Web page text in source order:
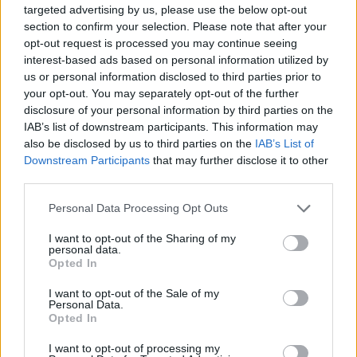
targeted advertising by us, please use the below opt-out
section to confirm your selection. Please note that after your
opt-out request is processed you may continue seeing
interest-based ads based on personal information utilized by
us or personal information disclosed to third parties prior to
your opt-out. You may separately opt-out of the further
disclosure of your personal information by third parties on the
IAB’s list of downstream participants. This information may
also be disclosed by us to third parties on the IAB’s List of
Downstream Participants that may further disclose it to other
Personal Data Processing Opt Outs
I want to opt-out of the Sharing of my
personal data.
Opted In
I want to opt-out of the Sale of my
Personal Data.
Opted In
I want to opt-out of processing my
Tomáš Kramár: Česká veřejnost a životní prostředí:
roste optimismus, neznalost zůstává
9.1.2001
Nízká "ekogramotnost" široké veřejnosti, okrajovost problematiky
životního prostředí v agendě rozhodujících politických subjektů a
vnímání environmentálních ohledů jako ohrožení ekonomického
rozvoje, to jsou některé ze závěrů Analýzy připravenosti ČR na
implementaci (tj. reálné uplatnění) norem EUv oblasti ochrany
životního prostředí. ProEvropskou komisitento projekt
firma Gabal, Analysis and Consulting v období od října 1999 do
prosince 2000.
Ondřej Simon: Poznámka o televizi, vepřích a
vánočních stromcích
Ekologické organizace i ta část lidu v české kotlině a moravských
úvalech, která má srdce nakloněné přírodě, mají často potíže se
svou vlastní aktivností. Člověk vidí kolem sebe plno neřádu, a to
nepodařilo zbavit ho přirozeného puzení problémy řešit a tak neví,